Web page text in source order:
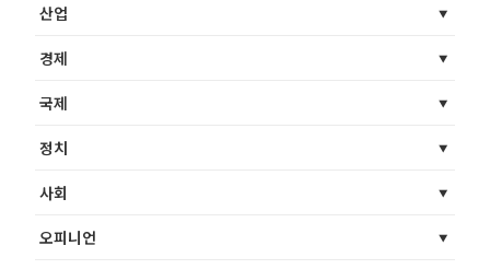
산업
경제
국제
정치
사회
오피니언